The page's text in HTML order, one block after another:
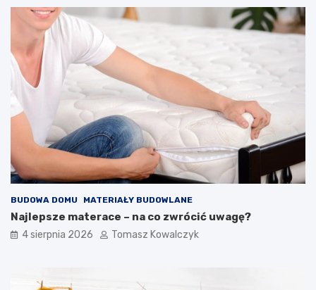
BUDOWA DOMU MATERIAŁY BUDOWLANE
Najlepsze materace – na co zwrócić uwagę?
4 sierpnia 2026 Tomasz Kowalczyk